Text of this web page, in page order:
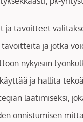
ja tavoitteet
ja jotka
nykyisiin
ja hallita
laatimiseksi,
onnistumisen